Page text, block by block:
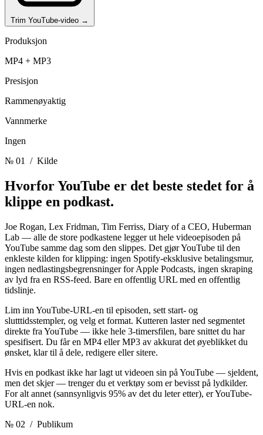
Trim YouTube-video →
Produksjon
MP4 + MP3
Presisjon
Rammenøyaktig
Vannmerke
Ingen
№ 01
/ Kilde
Hvorfor YouTube er det beste stedet for å
klippe en podkast.
Joe Rogan, Lex Fridman, Tim Ferriss, Diary of a CEO, Huberman
Lab — alle de store podkastene legger ut hele videoepisoden på
YouTube samme dag som den slippes. Det gjør YouTube til den
enkleste kilden for klipping: ingen Spotify-eksklusive betalingsmur,
ingen nedlastingsbegrensninger for Apple Podcasts, ingen skraping
av lyd fra en RSS-feed. Bare en offentlig URL med en offentlig
tidslinje.
Lim inn YouTube-URL-en til episoden, sett start- og
slutttidsstempler, og velg et format. Kutteren laster ned segmentet
direkte fra YouTube — ikke hele 3-timersfilen, bare snittet du har
spesifisert. Du får en MP4 eller MP3 av akkurat det øyeblikket du
ønsket, klar til å dele, redigere eller sitere.
Hvis en podkast ikke har lagt ut videoen sin på YouTube — sjeldent,
men det skjer — trenger du et verktøy som er bevisst på lydkilder.
For alt annet (sannsynligvis 95% av det du leter etter), er YouTube-
URL-en nok.
№ 02 / Publikum